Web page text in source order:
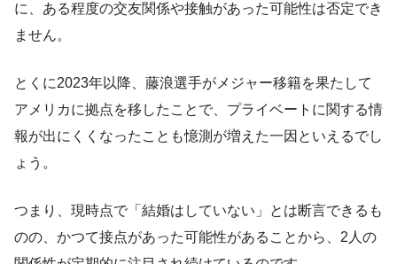
に、ある程度の交友関係や接触があった可能性は否定でき
ません。
とくに2023年以降、藤浪選手がメジャー移籍を果たして
アメリカに拠点を移したことで、プライベートに関する情
報が出にくくなったことも憶測が増えた一因といえるでし
ょう。
つまり、現時点で「結婚はしていない」とは断言できるも
のの、かつて接点があった可能性があることから、2人の